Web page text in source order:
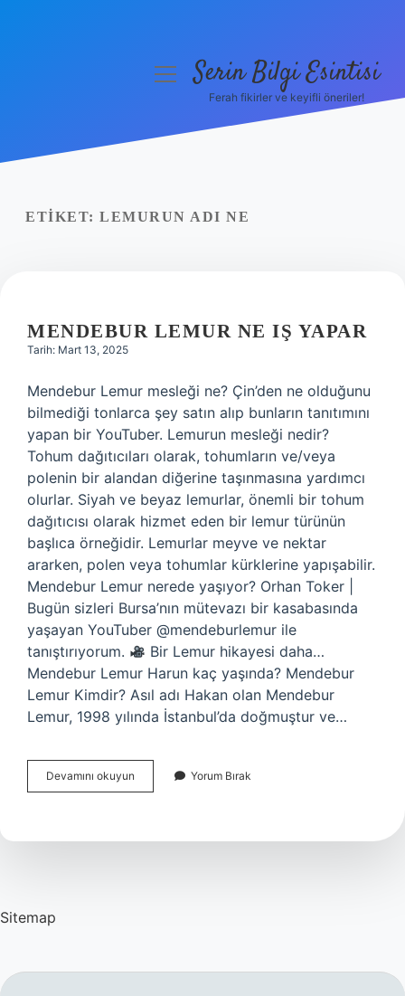
Yasal Uyarı
menüyüSerin Bilgi Esintisi
Ferah fikirler ve keyifli öneriler!
ETIKET: LEMURUN ADI NE
MENDEBUR LEMUR NE IŞ YAPAR
Tarih: Mart 13, 2025
Mendebur Lemur mesleği ne? Çin’den ne olduğunu
bilmediği tonlarca şey satın alıp bunların tanıtımını
yapan bir YouTuber. Lemurun mesleği nedir?
Tohum dağıtıcıları olarak, tohumların ve/veya
polenin bir alandan diğerine taşınmasına yardımcı
olurlar. Siyah ve beyaz lemurlar, önemli bir tohum
dağıtıcısı olarak hizmet eden bir lemur türünün
başlıca örneğidir. Lemurlar meyve ve nektar
ararken, polen veya tohumlar kürklerine yapışabilir.
Mendebur Lemur nerede yaşıyor? Orhan Toker |
Bugün sizleri Bursa’nın mütevazı bir kasabasında
yaşayan YouTuber @mendeburlemur ile
tanıştırıyorum.
Bir Lemur hikayesi daha…
Mendebur Lemur Harun kaç yaşında? Mendebur
Lemur Kimdir? Asıl adı Hakan olan Mendebur
Lemur, 1998 yılında İstanbul’da doğmuştur ve…
Devamını okuyun Mendebur
Lemur
Yapar
Yorum Bırak
Sitemap